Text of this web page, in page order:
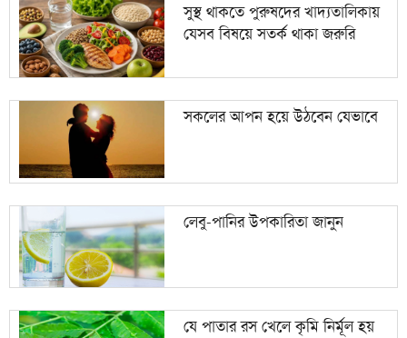
সুস্থ থাকতে পুরুষদের খাদ্যতালিকায়
যেসব বিষয়ে সতর্ক থাকা জরুরি
সকলের আপন হয়ে উঠবেন যেভাবে
লেবু-পানির উপকারিতা জানুন
যে পাতার রস খেলে কৃমি নির্মূল হয়